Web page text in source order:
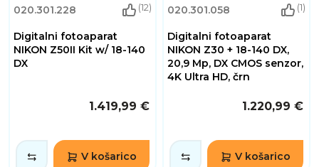
020.301.228 (12)
Digitalni fotoaparat
NIKON Z50II Kit w/ 18-140
DX
1.419,99 €
V košarico
020.301.058 (1)
Digitalni fotoaparat
NIKON Z30 + 18-140 DX,
20,9 Mp, DX CMOS senzor,
4K Ultra HD, črn
1.220,99 €
V košarico